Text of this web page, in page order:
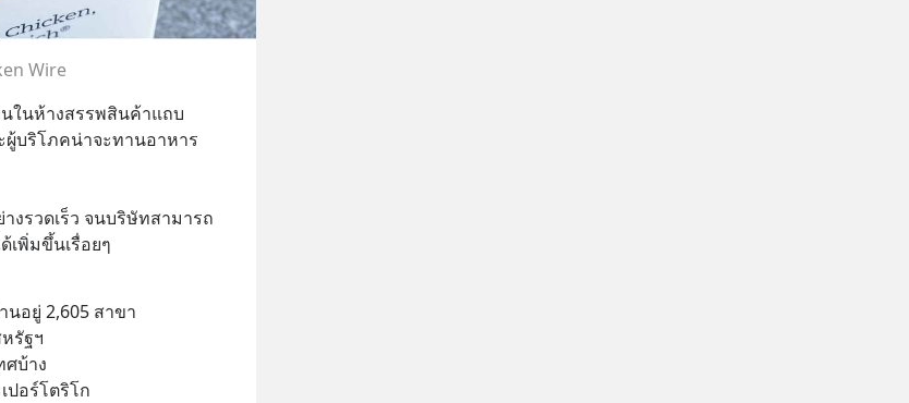
Wire
ในห้างสรรพสินค้าแถบ
ผู้บริโภคน่าจะทานอาหาร
งรวดเร็ว จนบริษัทสามารถ
เพิ่มขึ้นเรื่อยๆ
อยู่ 2,605 สาขา
รัฐฯ
ศบ้าง
ปอร์โตริโก